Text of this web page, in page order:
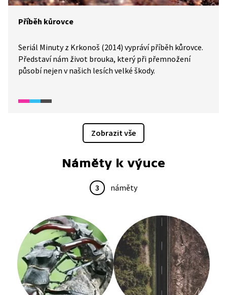
Příběh kůrovce
Seriál Minuty z Krkonoš (2014) vypráví příběh kůrovce.
Představí nám život brouka, který při přemnožení
působí nejen v našich lesích velké škody.
Zobrazit vše
Náměty k výuce
3 náměty